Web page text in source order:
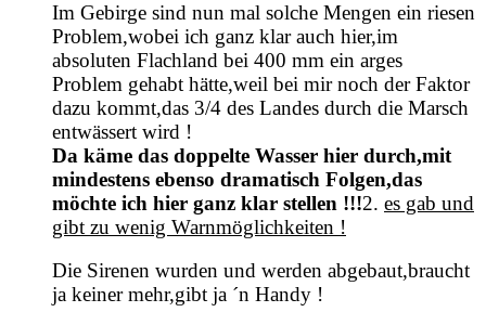
Im Gebirge sind nun mal solche Mengen ein riesen
Problem,wobei ich ganz klar auch hier,im
absoluten Flachland bei 400 mm ein arges
Problem gehabt hätte,weil bei mir noch der Faktor
dazu kommt,das 3/4 des Landes durch die Marsch
entwässert wird !
Da käme das doppelte Wasser hier durch,mit
mindestens ebenso dramatisch Folgen,das
möchte ich hier ganz klar stellen !!!2. es gab und
gibt zu wenig Warnmöglichkeiten !
Die Sirenen wurden und werden abgebaut,braucht
ja keiner mehr,gibt ja ´n Handy !